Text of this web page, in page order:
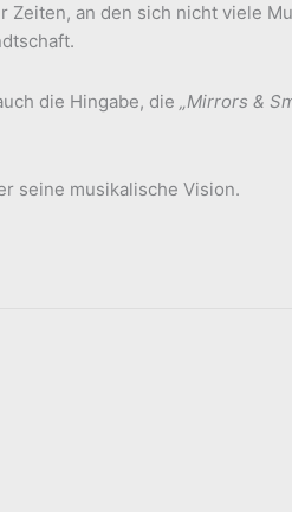
Zeiten, an den sich nicht viele
die Hingabe, die „Mirrors &
seine musikalische Vision.